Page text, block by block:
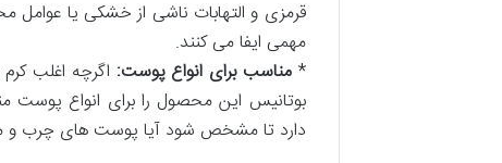
قرمزی و التهابات ناشی از خشکی یا
مهمی ایفا می کنند.
*مناسب برای انواع پوست: اگرچه اغلب
بوتانیس این محصول را برای انواع پوست
دارد تا مشخص شود آیا پوست های چرب و